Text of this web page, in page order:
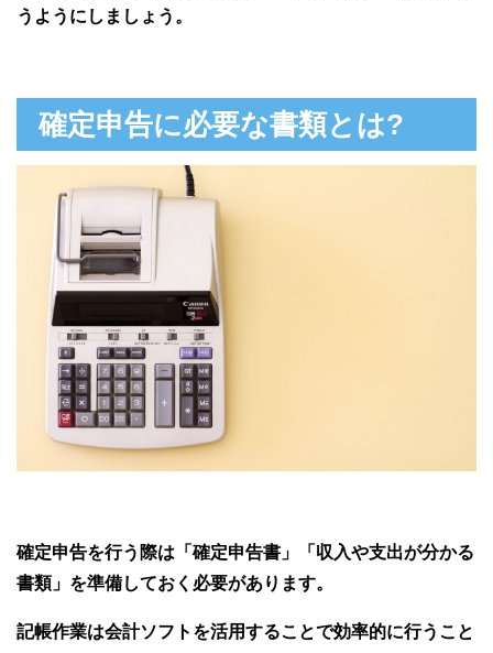
うようにしましょう。
確定申告に必要な書類とは?
確定申告を行う際は「確定申告書」「収入や支出が分かる
書類」を準備しておく必要があります。
記帳作業は会計ソフトを活用することで効率的に行うこと